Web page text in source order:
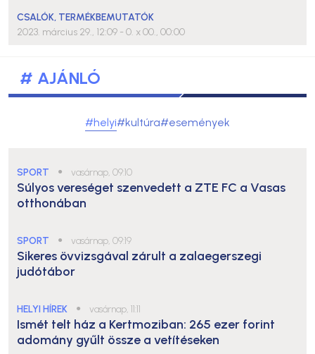
CSALÓK, TERMÉKBEMUTATÓK
2023. március 29., 12:09 - 0. x 00., 00:00
# AJÁNLÓ
#helyi#kultúra#események
SPORT ● vasárnap, 09:10
Súlyos vereséget szenvedett a ZTE FC a Vasas
otthonában
SPORT ● vasárnap, 09:19
Sikeres övvizsgával zárult a zalaegerszegi
judótábor
HELYI HÍREK ● vasárnap, 11:11
Ismét telt ház a Kertmoziban: 265 ezer forint
adomány gyűlt össze a vetítéseken